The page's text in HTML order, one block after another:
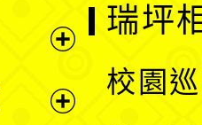
單
選
單
瑞坪
校園